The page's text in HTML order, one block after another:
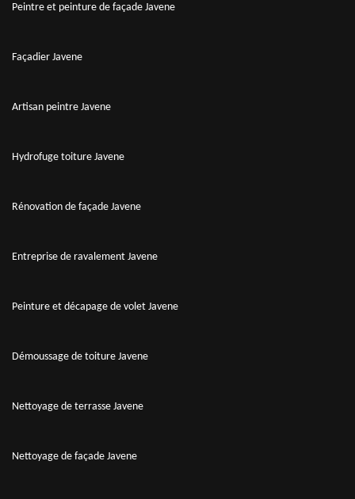
Peintre et peinture de façade Javene
Façadier Javene
Artisan peintre Javene
Hydrofuge toiture Javene
Rénovation de façade Javene
Entreprise de ravalement Javene
Peinture et décapage de volet Javene
Démoussage de toiture Javene
Nettoyage de terrasse Javene
Nettoyage de façade Javene